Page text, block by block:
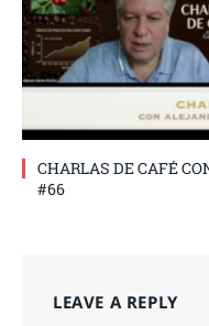
CHARLAS DE CAFÉ
#66
LEAVE A REPLY